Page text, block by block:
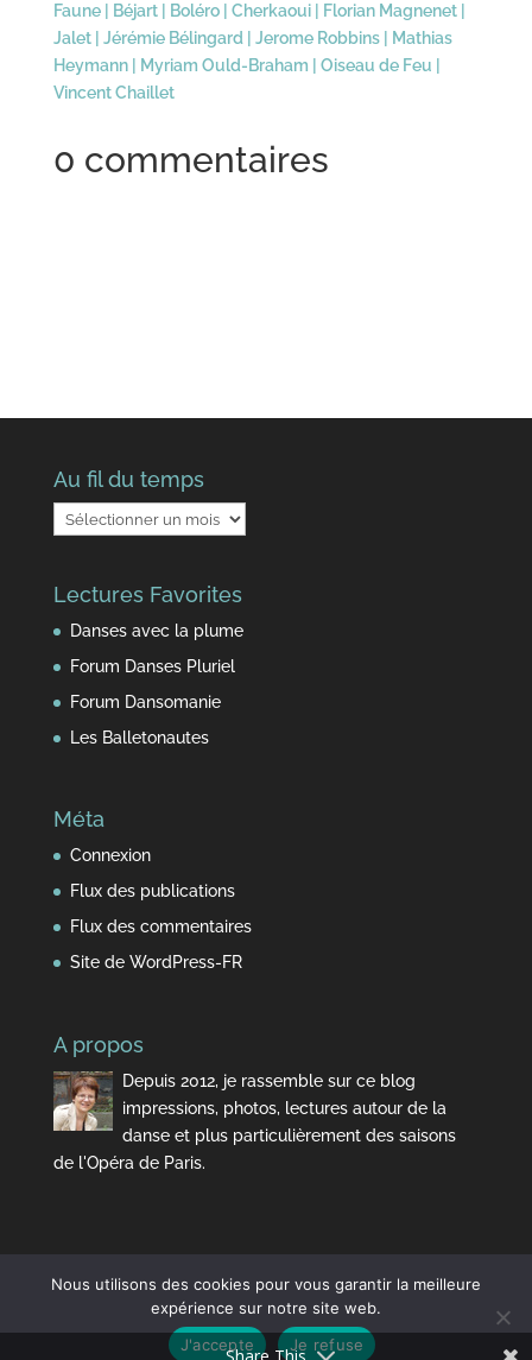
Faune| Béjart| Boléro| Cherkaoui| Florian Magnenet|
Jalet| Jérémie Bélingard Jerome Robbins|
Mathias
Heymann| Myriam Ould-Braham Oiseau de Feu
Vincent Chaillet
0 commentaires
Au fil du temps
Au
fil
temps
Lectures Favorites
Danses avec la plume
Forum Danses Pluriel
Forum Dansomanie
Les Balletonautes
Méta
Connexion
Flux des publications
Flux des commentaires
Site de WordPress-FR
A propos
Depuis 2012, je rassemble sur ce blog
impressions, photos, lectures autour de la
danse et plus particulièrement des saisons
de l'Opéra de Paris.
Elegant Themes | Propulsé par
Nous utilisons des cookies pour vous garantir la meilleure
expérience sur notre site web.
J'accepte
Je refuse